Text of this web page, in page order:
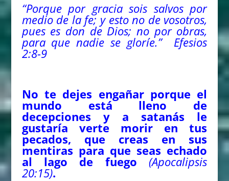
“Porque por gracia sois salvos por
medio de la fe; y esto no de vosotros,
pues es don de Dios; no por obras,
para que nadie se gloríe.” Efesios
2:8-9
No te dejes engañar porque el
mundo está lleno de
decepciones y a satanás le
gustaría verte morir en tus
pecados, que creas en sus
mentiras para que seas echado
al lago de fuego (Apocalipsis
20:15).